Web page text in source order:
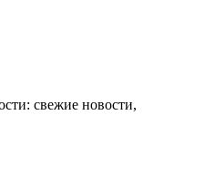
свежие новости,